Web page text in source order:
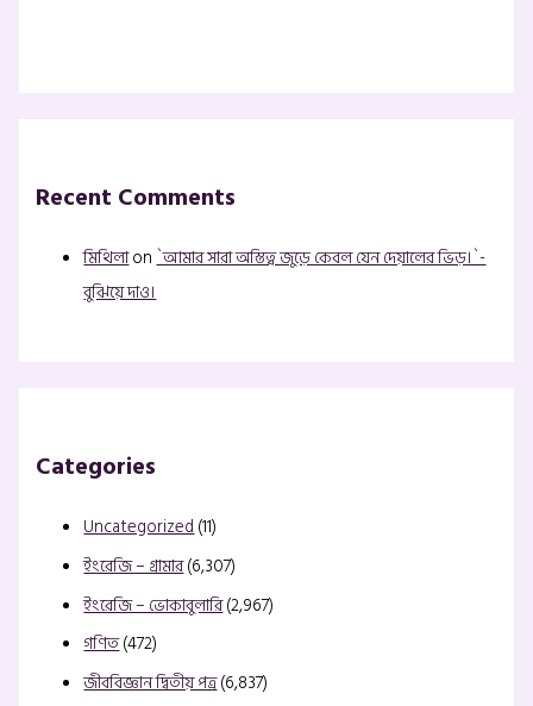
Recent Comments
মিথিলাon`আমার সারা অস্তিত্ব জুড়ে কেবল যেন দেয়ালের ভিড়।`-
বুঝিয়ে দাও।
Categories
Uncategorized(11)
ইংরেজি – গ্রামার(6,307)
ইংরেজি – ভোকাবুলারি(2,967)
গণিত(472)
জীববিজ্ঞান দ্বিতীয় পত্র(6,837)